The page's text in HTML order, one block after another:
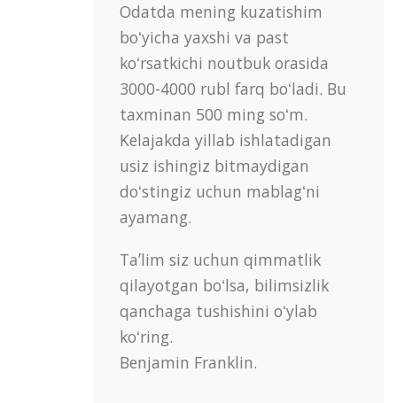
Odatda mening kuzatishim
boʻyicha yaxshi va past
koʻrsatkichi noutbuk orasida
3000-4000 rubl farq boʻladi. Bu
taxminan 500 ming soʻm.
Kelajakda yillab ishlatadigan
usiz ishingiz bitmaydigan
doʻstingiz uchun mablagʻni
ayamang.
Taʼlim siz uchun qimmatlik
qilayotgan boʻlsa, bilimsizlik
qanchaga tushishini oʻylab
koʻring.
Benjamin Franklin.